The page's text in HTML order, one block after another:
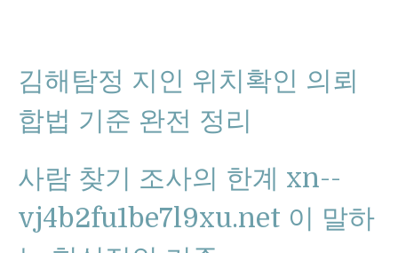
김해탐정 지인 위치확인 의뢰
합법 기준 완전 정리
사람 찾기 조사의 한계 xn--
vj4b2fu1be7l9xu.net 이 말하